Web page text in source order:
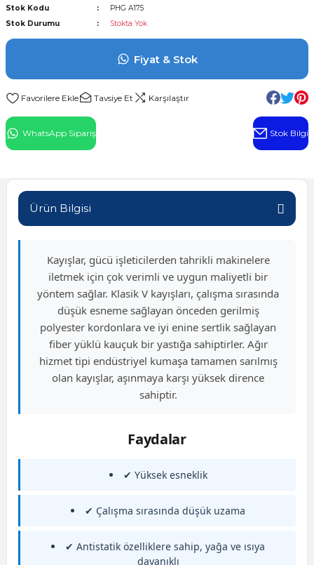
Rulman
Stok Kodu
PHG A175
Stok Durumu
Stokta Yok
Fiyat & Stok
Tavsiye Et Karşılaştır
WhatsApp Sipariş Stok Bilgi
Ürün Bilgisi
Kayışlar, gücü işleticilerden tahrikli makinelere
iletmek için çok verimli ve uygun maliyetli bir
yöntem sağlar. Klasik V kayışları, çalışma sırasında
düşük esneme sağlayan önceden gerilmiş
polyester kordonlara ve iyi enine sertlik sağlayan
fiber yüklü kauçuk bir yastığa sahiptirler. Ağır
hizmet tipi endüstriyel kumaşa tamamen sarılmış
olan kayışlar, aşınmaya karşı yüksek dirence
sahiptir.
Faydalar
✔ Yüksek esneklik
✔ Çalışma sırasında düşük uzama
✔ Antistatik özelliklere sahip, yağa ve ısıya
dayanıklı